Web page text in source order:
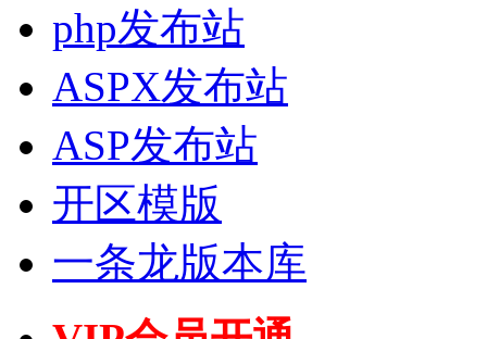
php发布站
ASPX发布站
ASP发布站
开区模版
一条龙版本库